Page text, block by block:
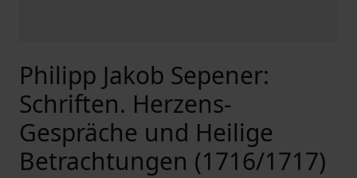
Philipp Jakob Sepener:
Schriften. Herzens-
Gespräche und Heilige
Betrachtungen (1716/1717)